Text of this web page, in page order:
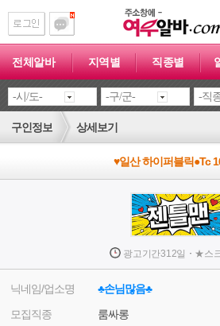
전체알바 지역별 직종별
구인정보 상세보기
♥일산 하이퍼블릭●Tc
광고기간312일 · ★스
닉네임/업소명
♣손님많음♣
모집직종
룸싸롱